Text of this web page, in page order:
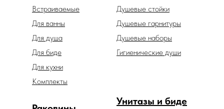
Душевые гарнитуры
Гигиенические души
Душевые наборы
Унитазы и биде
Встраиваемые
Для биде
Для ванны
Для душа
Для кухни
Душевые стойки
Комплекты